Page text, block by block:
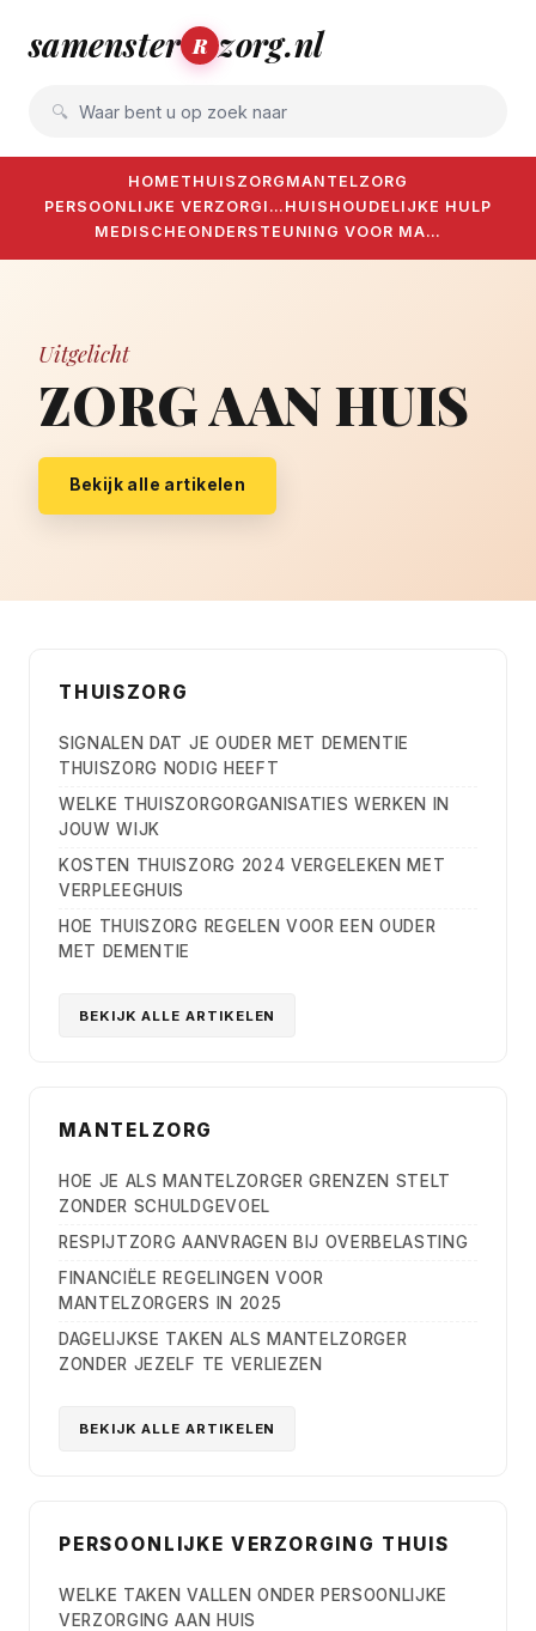
samenster R zorg.nl
Waar bent u op zoek naar
HOME THUISZORG MANTELZORG
PERSOONLIJKE VERZORGI… HUISHOUDELIJKE HULP
MEDISCHE ONDERSTEUNING VOOR MA…
Uitgelicht
ZORG AAN HUIS
Bekijk alle artikelen
THUISZORG
SIGNALEN DAT JE OUDER MET DEMENTIE
THUISZORG NODIG HEEFT
WELKE THUISZORGORGANISATIES WERKEN IN
JOUW WIJK
KOSTEN THUISZORG 2024 VERGELEKEN MET
VERPLEEGHUIS
HOE THUISZORG REGELEN VOOR EEN OUDER
MET DEMENTIE
BEKIJK ALLE ARTIKELEN
MANTELZORG
HOE JE ALS MANTELZORGER GRENZEN STELT
ZONDER SCHULDGEVOEL
RESPIJTZORG AANVRAGEN BIJ OVERBELASTING
FINANCIËLE REGELINGEN VOOR
MANTELZORGERS IN 2025
DAGELIJKSE TAKEN ALS MANTELZORGER
ZONDER JEZELF TE VERLIEZEN
BEKIJK ALLE ARTIKELEN
PERSOONLIJKE VERZORGING THUIS
WELKE TAKEN VALLEN ONDER PERSOONLIJKE
VERZORGING AAN HUIS